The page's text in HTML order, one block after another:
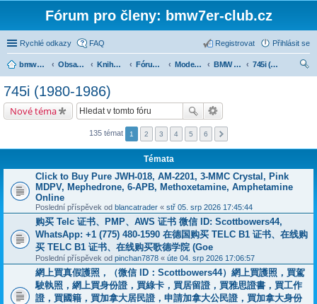
Fórum pro členy: bmw7er-club.cz
Rychlé odkazy FAQ Přihlásit se
Registrovat
bmw7er-club.cz Obsah fóra Knihovna Fórum 7er Modely BMW 7er BMW 7 e23 (1977-1986)
745i (1980-1986)
745i (1980-1986)
Nové téma
135 témat 1 2 3 4 5 6
Témata
Click to Buy Pure JWH-018, AM-2201, 3-MMC Crystal, Pink
MDPV, Mephedrone, 6-APB, Methoxetamine, Amphetamine
Online
Poslední příspěvek od blancatrader « stř 05. srp 2026 17:45:44
购买 Telc 证书、PMP、AWS 证书 微信 ID: Scottbowers44,
WhatsApp: +1 (775) 480-1590 在德国购买 TELC B1 证书、在线购
买 TELC B1 证书、在线购买歌德学院 (Goe
Poslední příspěvek od pinchan7878 « úte 04. srp 2026 17:06:57
網上買真假護照，（微信 ID：Scottbowers44）網上買護照，買駕
駛執照，網上買身份證，買綠卡，買居留證，買雅思證書，買工作
證，買國籍，買加拿大居民證，申請加拿大公民證，買加拿大身份